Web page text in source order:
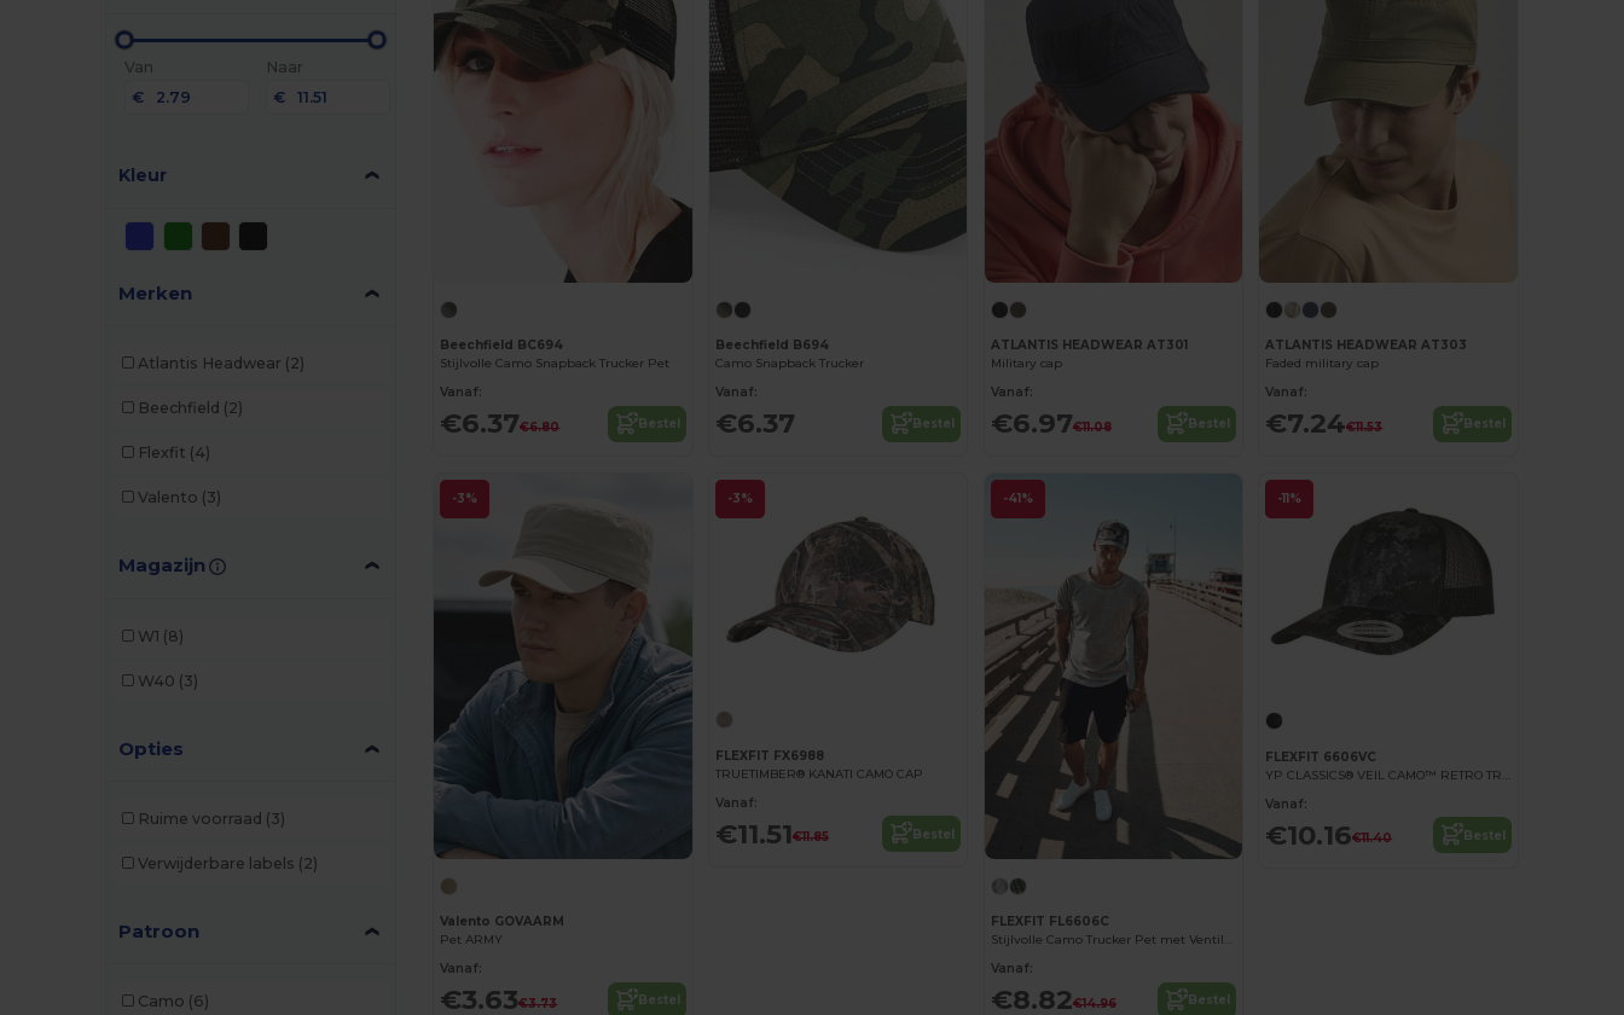
Van
€
Naar
€
Kleur
Merken
Atlantis Headwear (2)
Beechfield (2)
Flexfit (4)
Valento (3)
Magazijn
W1 (8)
W40 (3)
Opties
Ruime voorraad (3)
Verwijderbare labels (2)
Patroon
Camo (6)
Beechfield BC694
Stijlvolle Camo Snapback Trucker Pet
Vanaf:
€6.37€6.80 Bestel
Beechfield B694
Camo Snapback Trucker
Vanaf:
€6.37 Bestel
ATLANTIS HEADWEAR AT301
Military cap
Vanaf:
€6.97€11.08 Bestel
ATLANTIS HEADWEAR AT303
Faded military cap
Vanaf:
€7.24€11.53 Bestel
-3%
Valento GOVAARM
Pet ARMY
Vanaf:
€3.63€3.73 Bestel
-3%
FLEXFIT FX6988
TRUETIMBER® KANATI CAMO CAP
Vanaf:
€11.51€11.85 Bestel
-41%
FLEXFIT FL6606C
Stijlvolle Camo Trucker Pet met Ventilatie
Vanaf:
€8.82€14.96 Bestel
-11%
FLEXFIT 6606VC
Vanaf:
€10.16€11.40 Bestel